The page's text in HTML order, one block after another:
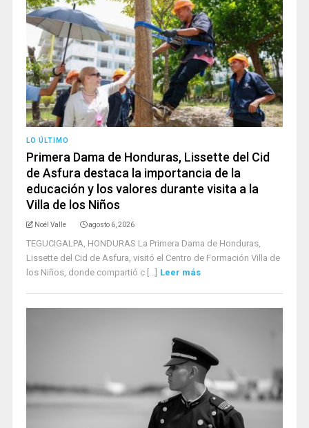
LO ÚLTIMO
Primera Dama de Honduras, Lissette del Cid
de Asfura destaca la importancia de la
educación y los valores durante visita a la
Villa de los Niños
Noél Valle agosto 6, 2026
TEGUCIGALPA, HONDURAS La Primera Dama de Honduras,
Lissette del Cid de Asfura, visitó el Centro de Formación Villa de
los Niños, donde compartió c [...] Leer más